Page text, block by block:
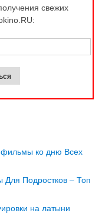
свежих
ко дню Всех
Для Подростков – Топ
на латыни